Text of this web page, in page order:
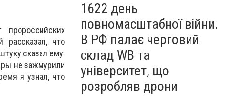
рассказал, что
сказал ему:
не зажмурили
я узнал, что
1622 день
повномасштабної війни.
В РФ палає черговий
склад WB та
університет, що
розробляв дрони